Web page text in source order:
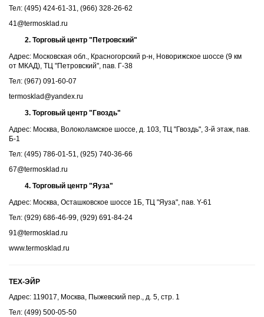
Тел: (495) 424-61-31, (966) 328-26-62
41@termosklad.ru
Торговый центр "Петровский"
Адрес: Московская обл., Красногорский р-н, Новорижское шоссе (9 км
от МКАД), ТЦ "Петровский", пав. Г-38
Тел: (967) 091-60-07
termosklad@yandex.ru
Торговый центр "Гвоздь"
Адрес: Москва, Волоколамское шоссе, д. 103, ТЦ "Гвоздь", 3-й этаж, пав.
Б-1
Тел: (495) 786-01-51, (925) 740-36-66
67@termosklad.ru
Торговый центр "Яуза"
Адрес: Москва, Осташковское шоссе 1Б, ТЦ "Яуза", пав. Y-61
Тел: (929) 686-46-99, (929) 691-84-24
91@termosklad.ru
www.termosklad.ru
ТЕХ-ЭЙР
Адрес: 119017, Москва, Пыжевский пер., д. 5, стр. 1
Тел: (499) 500-05-50